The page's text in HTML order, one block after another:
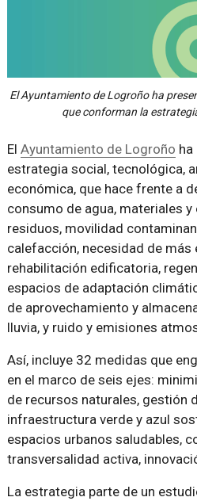
El Ayuntamiento de Logroño ha
que conforman la
El Ayuntamiento de Logroño
estrategia social, tecnológica,
económica, que hace frente a
consumo de agua, materiales
residuos, movilidad
calefacción, necesidad de más
rehabilitación edificatoria,
espacios de adaptación
de aprovechamiento y
lluvia, y ruido y emisiones
Así, incluye 32 medidas que
en el marco de seis ejes:
de recursos naturales, gestión
infraestructura verde y azul
espacios urbanos saludables,
transversalidad activa,
La estrategia parte de un